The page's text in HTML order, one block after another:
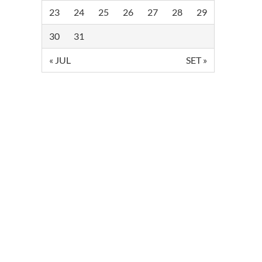
23 24 25 26 27 28 29
30 31
« JUL SET »